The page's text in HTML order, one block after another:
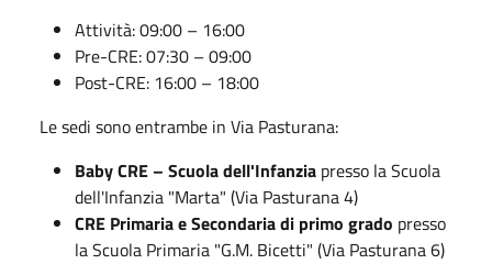
Attività: 09:00 – 16:00
Pre-CRE: 07:30 – 09:00
Post-CRE: 16:00 – 18:00
Le sedi sono entrambe in Via Pasturana:
Baby CRE – Scuola dell'Infanzia presso la Scuola
dell'Infanzia "Marta" (Via Pasturana 4)
CRE Primaria e Secondaria di primo grado presso
la Scuola Primaria "G.M. Bicetti" (Via Pasturana 6)